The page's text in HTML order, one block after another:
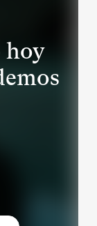
hoy